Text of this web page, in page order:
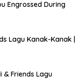
Engrossed During
Lagu Kanak-Kanak |
& Friends Lagu